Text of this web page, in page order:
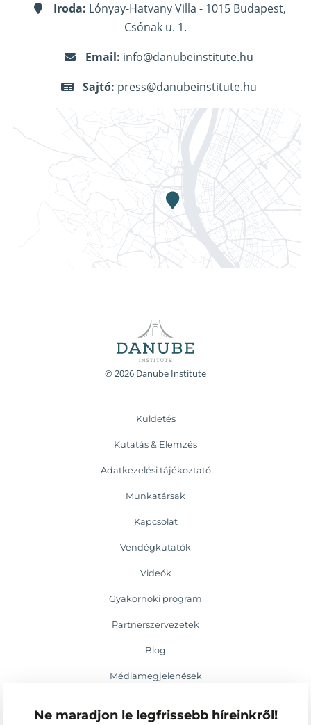
Ne maradjon le legfrissebb híreinkről!
Iroda: Lónyay-Hatvany Villa - 1015 Budapest,
Csónak u. 1.
Email: info@danubeinstitute.hu
Sajtó: press@danubeinstitute.hu
© 2026 Danube Institute
Küldetés
Kutatás & Elemzés
Adatkezelési tájékoztató
Munkatársak
Kapcsolat
Vendégkutatók
Videók
Gyakornoki program
Partnerszervezetek
Blog
Médiamegjelenések